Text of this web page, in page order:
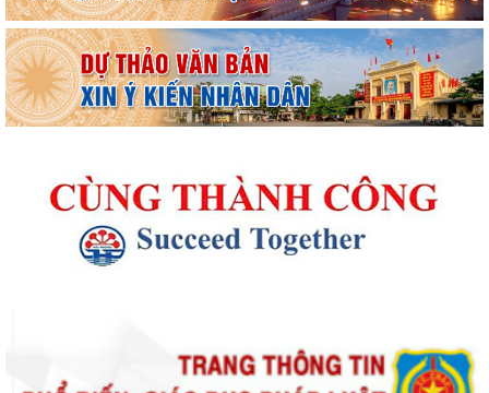
Thông báo kết quả Kỳ họp thứ 4 (Kỳ họp thường lệ giữa năm 2026)
HĐND phường khoá II, nhiệm kỳ 2026...
Thông báo Lịch công tác tuần 31 của lãnh đạo UBND phường Lê Ích
Thông báo về việc cảnh giác với các hành vi giả mạo cơ quan nhà nước
để lừa đảo chiếm đoạt tài sản...
Thông báo lịch công tác tuần 30 của lãnh đạo UBND Phường Lê Ích
tượng bảo trợ xã hội trên địa...